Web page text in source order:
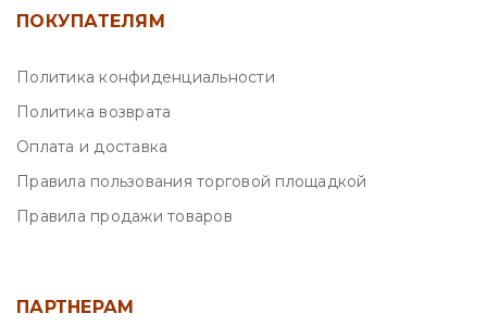
ПОКУПАТЕЛЯМ
Политика конфиденциальности
Политика возврата
Оплата и доставка
Правила пользования торговой площадкой
Правила продажи товаров
ПАРТНЕРАМ